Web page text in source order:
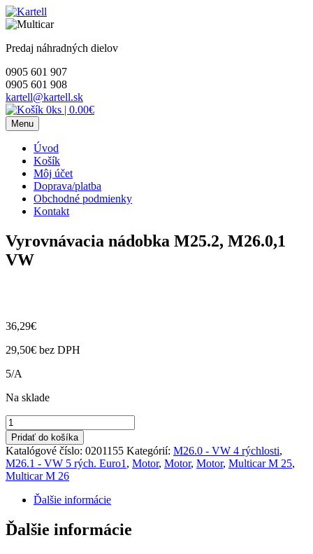
Skip
to
Predaj náhradných dielov
0905 601 907
0905 601 908
kartell@kartell.sk
0ks | 0.00€
Menu
Úvod
Košík
Môj účet
Doprava/platba
Obchodné podmienky
Kontakt
Vyrovnávacia nádobka M25.2, M26.0,1
VW
36,29€
29,50€ bez DPH
5/A
Na sklade
množstvo
Vyrovnávacia
nádobka
M25.2,
M26.0,1
VW
Pridať do košíka
Katalógové číslo: 0201155 Kategórií: M26.0 - VW 4 rýchlosti,
M26.1 - VW 5 rých. Euro1 , Motor, Motor, Motor, Multicar M 25,
Multicar M 26
Ďalšie informácie
Ďalšie informácie